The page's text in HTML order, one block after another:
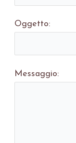
Oggetto:
Messaggio: